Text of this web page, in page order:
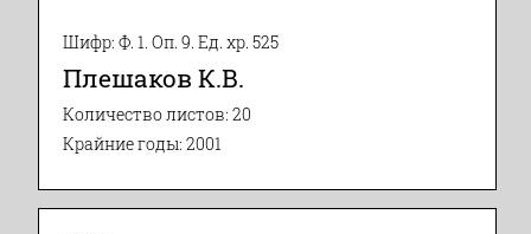
Шифр: Ф. 1. Оп. 9. Ед. хр. 525
Плешаков К.В.
Количество листов: 20
Крайние годы: 2001